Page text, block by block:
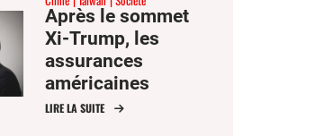
Après le sommet
Xi-Trump, les
assurances
américaines
peinent à
LIRE LA SUITE